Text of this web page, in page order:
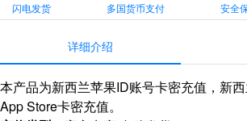
闪电发货 多国货币支付 安全
详细介绍
本产品为新西兰苹果ID账号卡密充值，新
App Store卡密充值。